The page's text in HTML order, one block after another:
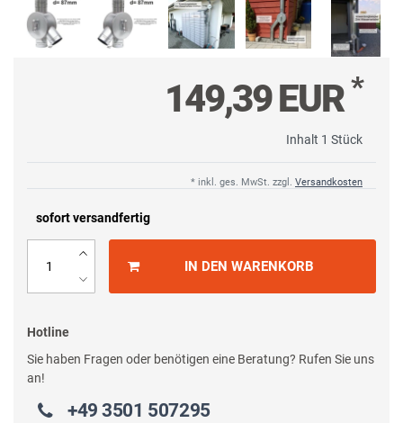
149,39 EUR*
Inhalt 1 Stück
* inkl. ges. MwSt. zzgl. Versandkosten
sofort versandfertig
IN DEN WARENKORB
Hotline
Sie haben Fragen oder benötigen eine Beratung? Rufen Sie uns
an!
+49 3501 507295